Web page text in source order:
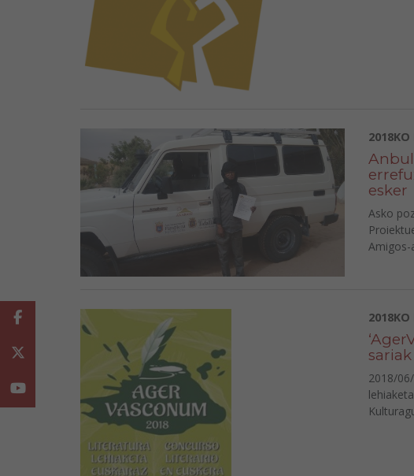
2018KO
esker
Asko
Amigos-
2018KO
2018/
Facebook
Youtube